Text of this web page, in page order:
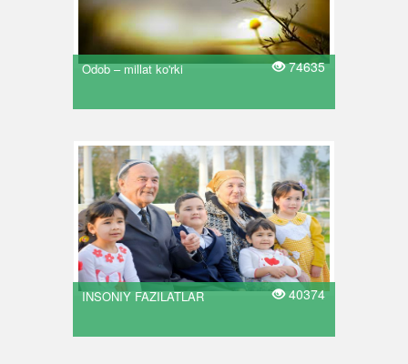
Odob – millat ko'rki 74635
INSONIY FAZILATLAR 40374